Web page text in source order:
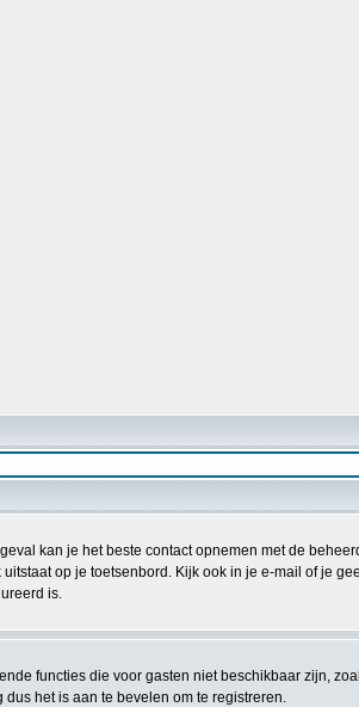
kan je het beste contact opnemen met de
op je toetsenbord. Kijk ook in je e-mail of je
is.
functies die voor gasten niet beschikbaar zijn,
het is aan te bevelen om te registreren.